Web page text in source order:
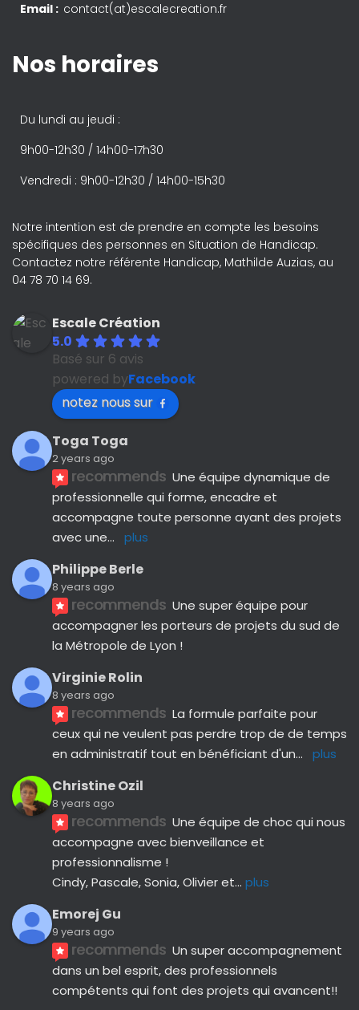
Email : contact(at)escalecreation.fr
Nos horaires
Du lundi au jeudi :
9h00-12h30 / 14h00-17h30
Vendredi : 9h00-12h30 / 14h00-15h30
Notre intention est de prendre en compte les besoins
spécifiques des personnes en Situation de Handicap.
Contactez notre référente Handicap, Mathilde Auzias, au
04 78 70 14 69.
Escale Création
5.0
Basé sur 6 avis
powered byFacebook
notez nous sur
Toga Toga
2 years ago
recommends Une équipe dynamique de
professionnelle qui forme, encadre et
accompagne toute personne ayant des projets
avec une... plus
Philippe Berle
8 years ago
recommends Une super équipe pour
accompagner les porteurs de projets du sud de
la Métropole de Lyon !
Virginie Rolin
8 years ago
recommends La formule parfaite pour
ceux qui ne veulent pas perdre trop de de temps
en administratif tout en bénéficiant d'un... plus
Christine Ozil
8 years ago
recommends Une équipe de choc qui nous
accompagne avec bienveillance et
professionnalisme !
Cindy, Pascale, Sonia, Olivier et... plus
Emorej Gu
9 years ago
recommends Un super accompagnement
dans un bel esprit, des professionnels
compétents qui font des projets qui avancent!!